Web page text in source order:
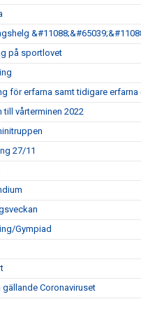
på sportlovet
för erfarna samt tidigare erfarna
till vårterminen 2022
27/11
Gympiad
Coronaviruset